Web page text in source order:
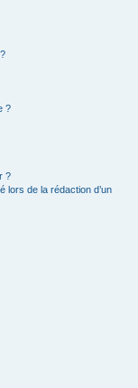
?
?
lors de la rédaction d’un